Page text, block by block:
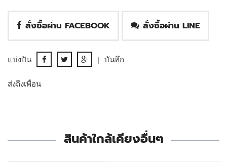
สั่งซื้อผ่าน FACEBOOK สั่งซื้อผ่าน LINE
แบ่งปัน | บันทึก
ส่งถึงเพื่อน
สินค้าใกล้เคียงอื่นๆ